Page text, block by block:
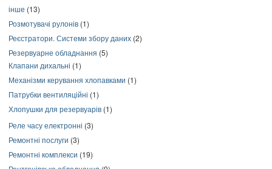
інше (13)
Розмотувачі рулонів (1)
Реєстратори. Системи збору даних (2)
Резервуарне обладнання (5)
Клапани дихальні (1)
Механізми керування хлопавками (1)
Патрубки вентиляційні (1)
Хлопушки для резервуарів (1)
Реле часу електронні (3)
Ремонтні послуги (3)
Ремонтні комплекси (19)